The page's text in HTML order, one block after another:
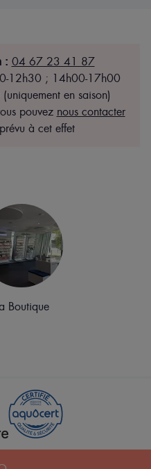
: 04 67 23 41 87
12h30 ; 14h00-17h00
en saison)
pouvez nous contacter
à cet effet
Boutique